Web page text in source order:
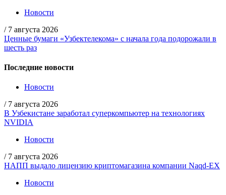
Новости
/ 7 августа 2026
Ценные бумаги «Узбектелекома» с начала года подорожали в
шесть раз
Последние новости
Новости
/ 7 августа 2026
В Узбекистане заработал суперкомпьютер на технологиях
NVIDIA
Новости
/ 7 августа 2026
НАПП выдало лицензию криптомагазина компании Naqd-EX
Новости